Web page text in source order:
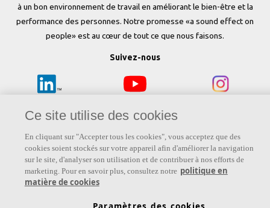
à un bon environnement de travail en améliorant le bien-être et la
performance des personnes. Notre promesse «a sound effect on
people» est au cœur de tout ce que nous faisons.
Suivez-nous
Liens
Connaissances sur l'acoustique Produits
Inspiration & Connaissances Propriétés fonctionnelles
Couleurs et revêtements
Ce site utilise des cookies
En cliquant sur "Accepter tous les cookies", vous acceptez que des
cookies soient stockés sur votre appareil afin d'améliorer la navigation
sur le site, d'analyser son utilisation et de contribuer à nos efforts de
marketing. Pour en savoir plus, consultez notre politique en
matière de cookies